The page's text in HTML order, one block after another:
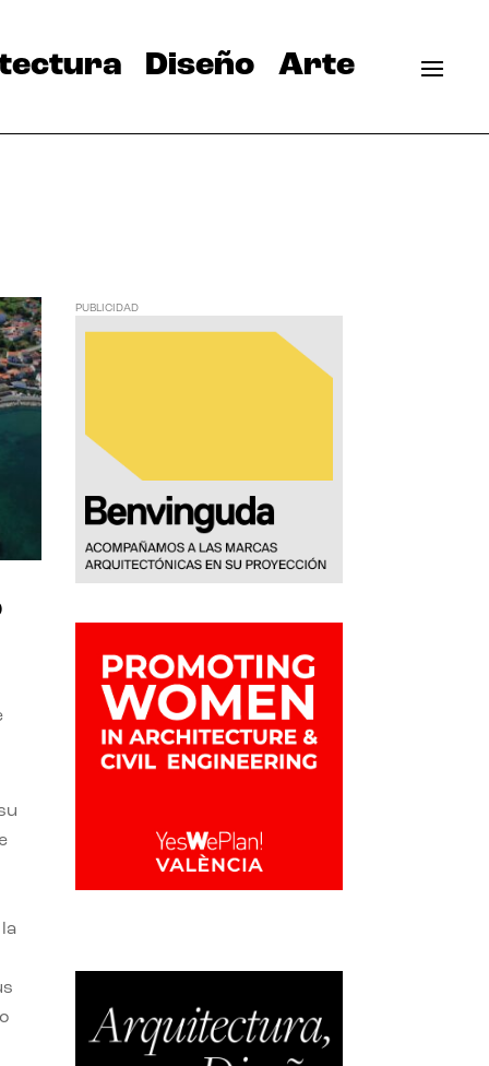
Diseño Arte
PUBLICIDAD